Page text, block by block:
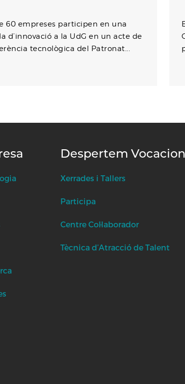
60 empreses participen en una
d’innovació a la UdG en un acte de
tecnològica del Patronat...
Despertem
Xerrades i Tallers
Participa
Centre Col·laborador
Tècnica d’Atracció de Talent